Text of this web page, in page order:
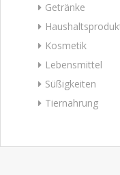
Getränke
Kosmetik
Lebensmittel
Süßigkeiten
Tiernahrung